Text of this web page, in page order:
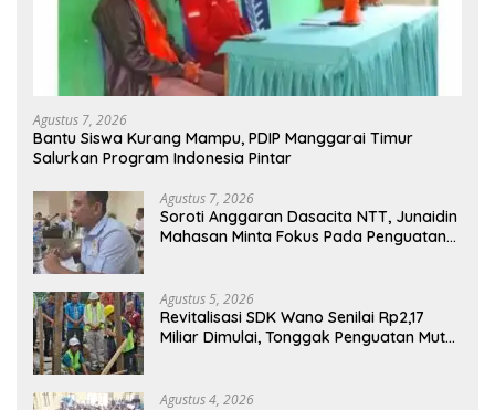
Agustus 7, 2026
Bantu Siswa Kurang Mampu, PDIP Manggarai Timur
Salurkan Program Indonesia Pintar
Agustus 7, 2026
Soroti Anggaran Dasacita NTT, Junaidin
Mahasan Minta Fokus Pada Penguatan
Agustus 5, 2026
Revitalisasi SDK Wano Senilai Rp2,17
Miliar Dimulai, Tonggak Penguatan Mutu
Agustus 4, 2026